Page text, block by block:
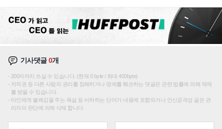
기사댓글0개
200자까지 쓰실 수 있습니다. (현재 0 byte / 최대 400byte)
저작권 등 다른 사람의 권리를 침해하거나 명예를 훼손하는 댓글은 관련 법률에 의해 제재
를 받을 수 있습니다.
타인에게 불쾌감을 주는 욕설 등 비하하는 단어가 내용에 포함되거나 인신공격성 글은 관
리자의 판단에 의해 삭제 합니다.